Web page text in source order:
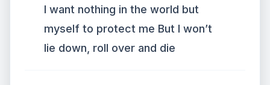
I want nothing in the world but
myself to protect me But I won’t
lie down, roll over and die